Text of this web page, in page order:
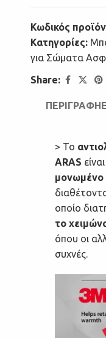
Κωδικός
Κατηγορίες:
για Σώματα
Share:
ΠΕΡΙΓΡΑΦΉ
> Το
ARAS
μονωμένο
οποίο
το
όπου οι
συχνές.